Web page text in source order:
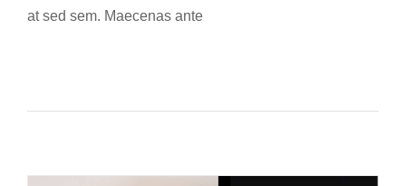
at sed sem. Maecenas ante